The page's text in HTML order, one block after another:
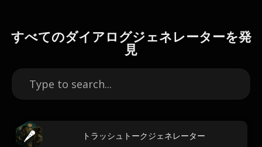
すべてのダイアログジェネレーターを発
見
トラッシュトークジェネレーター